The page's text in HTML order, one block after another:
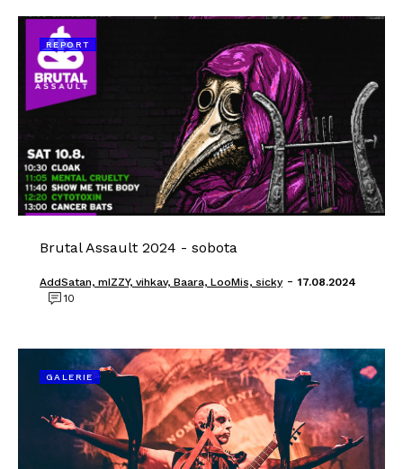
REPORT
Brutal Assault 2024 - sobota
AddSatan, mIZZY, vihkav, Baara, LooMis, sicky - 17.08.2024
10
GALERIE